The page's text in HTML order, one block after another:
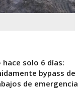
solo 6 días:
bypass de
de emergencia